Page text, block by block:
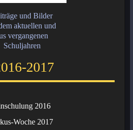
und Bilder
aktuellen und
vergangenen
Schuljahren
2017
2016
Woche 2017